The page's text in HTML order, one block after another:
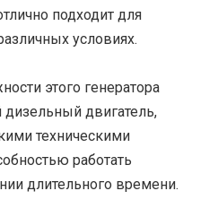
подходит для
условиях.
этого генератора
дизельный двигатель,
техническими
работать
длительного времени.